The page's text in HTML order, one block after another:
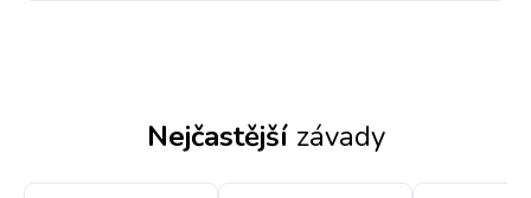
Nejčastější závady